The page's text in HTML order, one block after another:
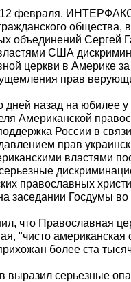
февраля. ИНТЕРФАКС
общества,
объединений Сергей
США
церкви в Америке
прав
дней назад на юбилее у
Американской
России в
прав
властями
серьезные
православных
заседании Госдумы во
что Православная
"чисто американская
более ста
выразил серьезные